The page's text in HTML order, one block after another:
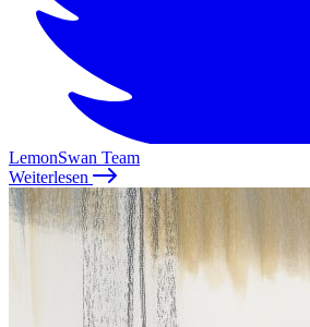
LemonSwan Team
Weiterlesen